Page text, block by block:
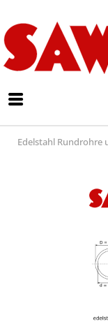
Edelstahl Rundrohre